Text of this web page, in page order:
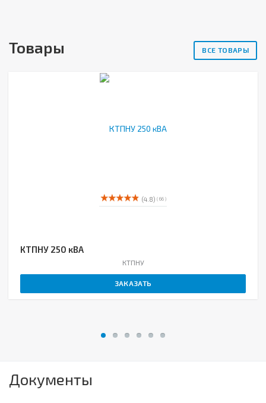
Товары ВСЕ ТОВАРЫ
(4.8) ( 66 )
КТПНУ 250 кВА
КТПНУ
ЗАКАЗАТЬ
Документы